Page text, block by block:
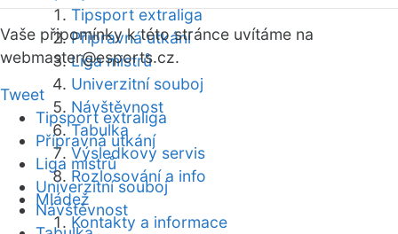
Tipsport extraliga
Přípravná utkání
Liga mistrů
Univerzitní souboj
Návštěvnost
Tabulka
Výsledkový servis
Rozlosování a info
Mládež
Kontakty a informace
Vaše připomínky k této stránce uvítáme na
webmaster@esports.cz.
Tweet
Tipsport extraliga
Přípravná utkání
Liga mistrů
Univerzitní souboj
Návštěvnost